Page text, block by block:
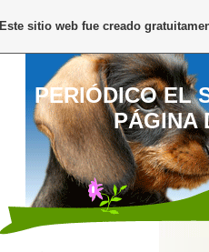
PERIÓDICO EL
PÁGINA
Este sitio web fue creado